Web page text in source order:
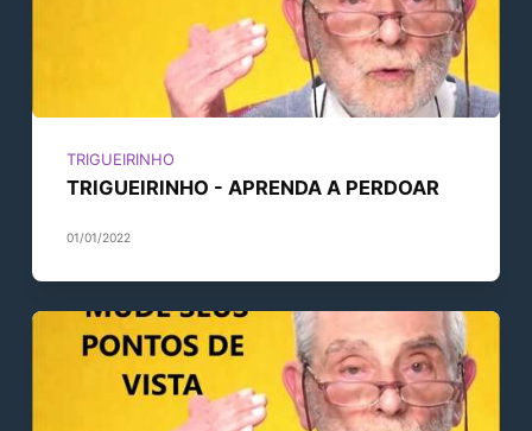
TRIGUEIRINHO
TRIGUEIRINHO - APRENDA A PERDOAR
01/01/2022